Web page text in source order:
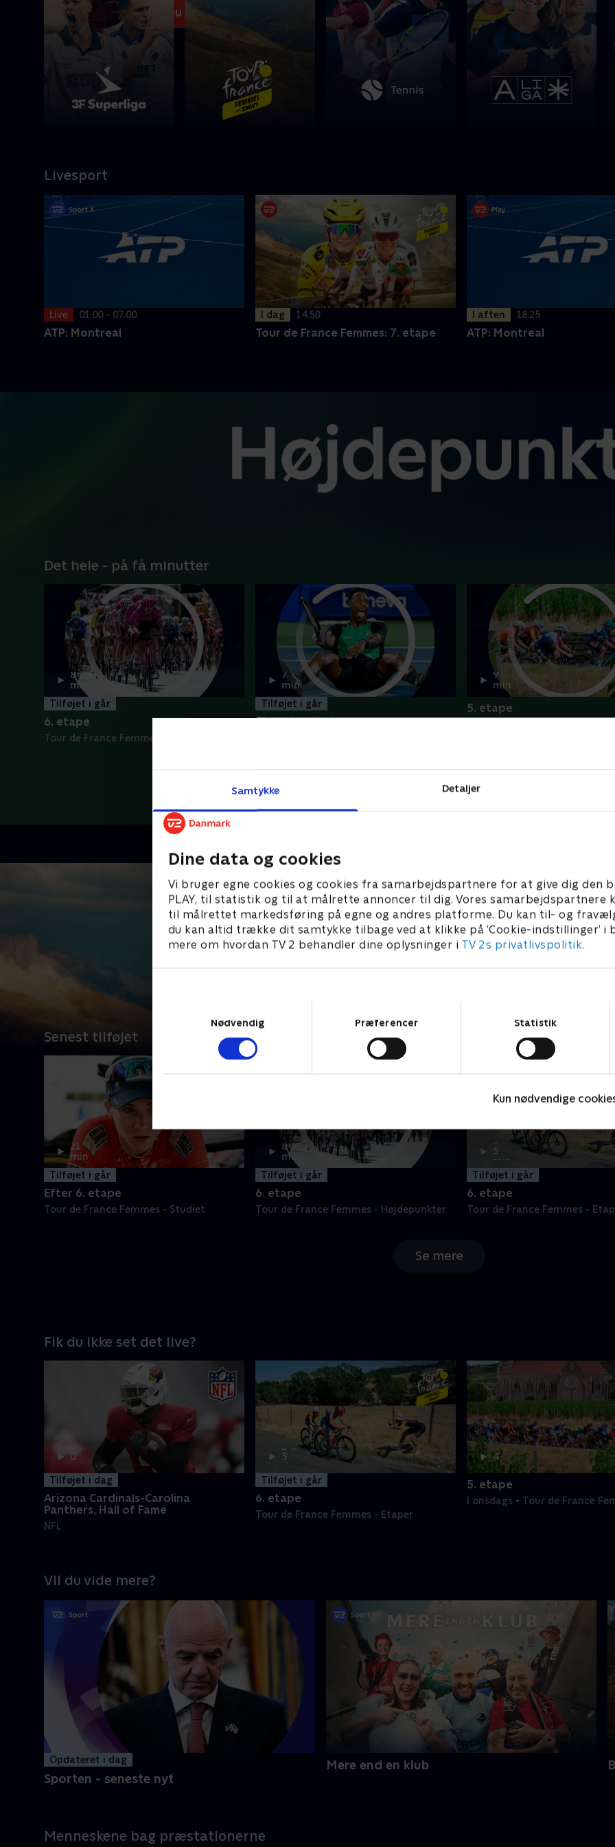
Samtykke Detaljer
Dine data og cookies
Vi bruger egne cookies og cookies fra samarbejdspartnere for at give dig den
PLAY, til statistik og til at målrette annoncer til dig. Vores samarbejdspartnere
til målrettet markedsføring på egne og andres platforme. Du kan til- og
du kan altid trække dit samtykke tilbage ved at klikke på ’Cookie-indstillinger’ i
mere om hvordan TV 2 behandler dine oplysninger i TV 2s privatlivspolitik.
Nødvendig
Præferencer Statistik
Kun nødvendige
Se med nu
Livesport
Live 01.00 - 07.00
ATP: Montreal
I dag 14.50
Tour de France Femmes: 7. etape
I aften 18.25
ATP: Montreal
Det hele - på få minutter
8
min
Tilføjet i går
6. etape
Tour de France Femmes - Højdepunkter
7
min
Tilføjet i går
Tien-Monfils, Montreal
9
min
5. etape
Flere højdepunkter her
Senest tilføjet
21
min
Tilføjet i går
Efter 6. etape
Tour de France Femmes - Studiet
8
min
Tilføjet i går
6. etape
Tour de France Femmes - Højdepunkter
2 t.
5
min
Tilføjet i går
6. etape
Tour de France Femmes -
Se mere
Fik du ikke set det live?
3 t.
0
min
Tilføjet i dag
Arizona Cardinals-Carolina
Panthers, Hall of Fame
NFL
2 t.
5
min
Tilføjet i går
6. etape
Tour de France Femmes - Etaper
4 t.
4
min
5. etape
I onsdags • Tour de France
Vil du vide mere?
Opdateret i dag
Sporten - seneste nyt
Mere end en klub
Menneskene bag præstationerne